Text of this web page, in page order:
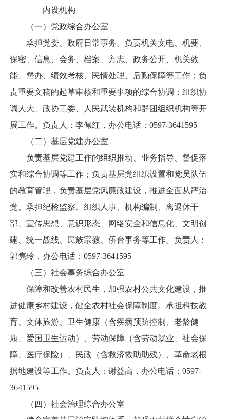
——内设机构
（一）党政综合办公室
承担党委、政府日常事务。负责机关文电、机要、
保密、信息、会务、档案、方志、政务公开、机关效
能、督办、绩效考核、民情处理、后勤保障等工作；负
责重要文稿的起草审核和重要事项的综合协调；组织协
调人大、政协工委、人民武装机构和群团组织机构等开
展工作。负责人：李佩红，办公电话：0597-3641595
（二）基层党建办公室
负责基层党建工作的组织推动、业务指导、督促落
实和综合协调等工作；负责基层党组织设置和党员队伍
的教育管理，负责基层党风廉政建设，推进全面从严治
党。承担纪检监察、组织人事、机构编制、离退休干
部、宣传思想、意识形态、网络安全和信息化、文明创
建、统一战线、民族宗教、侨台事务等工作。负责人：
郭隽玲，办公电话：0597-3641595
（三）社会事务综合办公室
保障和改善农村民生，加强农村公共文化建设，推
进健康乡村建设，健全农村社会保障制度。承担科技教
育、文体旅游、卫生健康（含疾病预防控制、老龄健
康、爱国卫生运动）、劳动保障（含劳动就业、社会保
障、医疗保险）、民政（含救济救助助残）、革命老根
据地建设等工作。负责人：谢益高，办公电话：0597-
3641595
（四）社会治理综合办公室